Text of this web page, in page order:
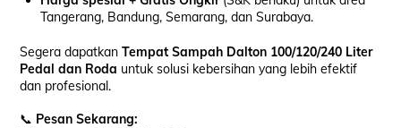
Tangerang, Bandung, Semarang, dan Surabaya.
Segera dapatkanTempat Sampah Dalton 100/120/240 Liter
Pedal dan Roda untuk solusi kebersihan yang lebih efektif
dan profesional.
📞 Pesan Sekarang: